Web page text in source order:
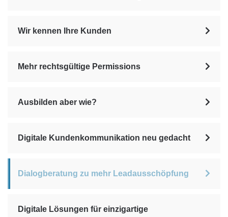
Wir kennen Ihre Kunden
Mehr rechtsgültige Permissions
Ausbilden aber wie?
Digitale Kundenkommunikation neu gedacht
Dialogberatung zu mehr Leadausschöpfung
Digitale Lösungen für einzigartige